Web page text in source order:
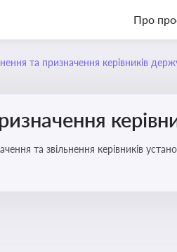
Про
та призначення керівників
та звільнення керівників